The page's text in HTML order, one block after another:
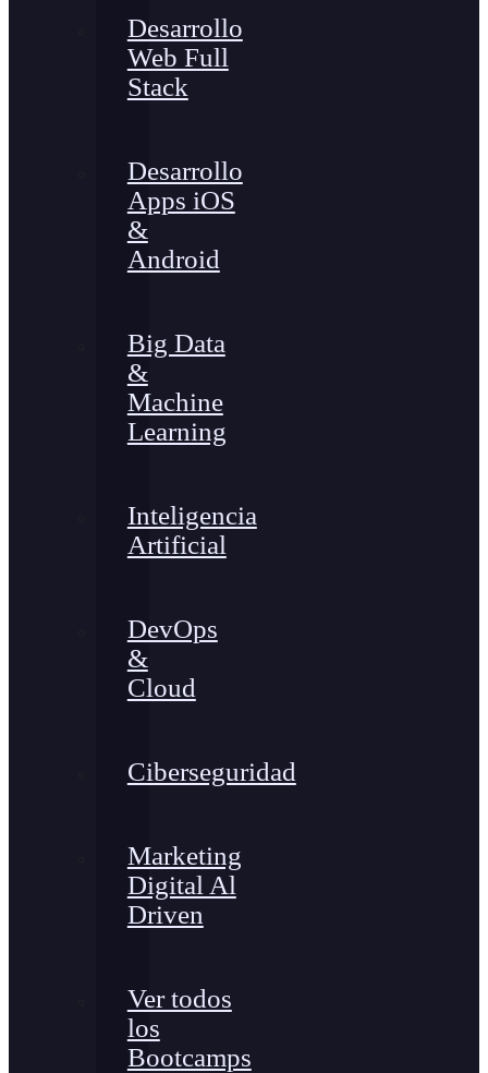
Desarrollo
Web Full
Stack
Desarrollo
Apps iOS
&
Android
Big Data
&
Machine
Learning
Inteligencia
Artificial
DevOps
&
Cloud
Ciberseguridad
Marketing
Digital Al
Driven
Ver todos
los
Bootcamps